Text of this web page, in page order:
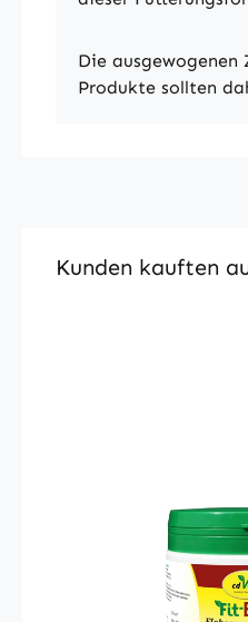
Die
Produkte sollten
Kunden kauften